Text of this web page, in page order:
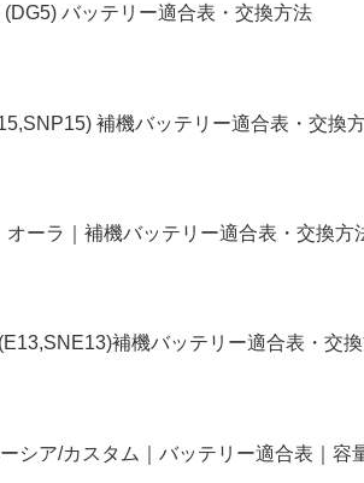
バッテリー適合表・交換方法
補機バッテリー適合表・交換
オーラ｜補機バッテリー適合表・交換方
補機バッテリー適合表・交
シア/カスタム｜バッテリー適合表｜容